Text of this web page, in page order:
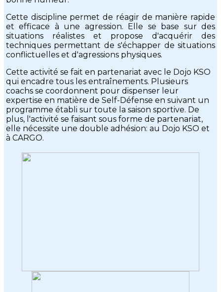
Cette discipline permet de réagir de manière rapide
et efficace à une agression. Elle se base sur des
situations réalistes et propose d'acquérir des
techniques permettant de s'échapper de situations
conflictuelles et d'agressions physiques.
Cette activité se fait en partenariat avec le Dojo KSO
qui encadre tous les entraînements. Plusieurs
coachs se coordonnent pour dispenser leur
expertise en matière de Self-Défense en suivant un
programme établi sur toute la saison sportive. De
plus, l'activité se faisant sous forme de partenariat,
elle nécessite une double adhésion: au Dojo KSO et
à CARGO.